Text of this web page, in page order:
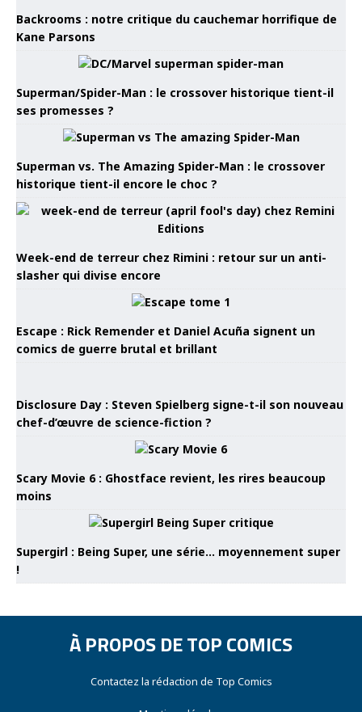
Backrooms : notre critique du cauchemar horrifique de
Kane Parsons
Superman/Spider-Man : le crossover historique tient-il
ses promesses ?
Superman vs. The Amazing Spider-Man : le crossover
historique tient-il encore le choc ?
Week-end de terreur chez Rimini : retour sur un anti-
slasher qui divise encore
Escape : Rick Remender et Daniel Acuña signent un
comics de guerre brutal et brillant
Disclosure Day : Steven Spielberg signe-t-il son nouveau
chef-d’œuvre de science-fiction ?
Scary Movie 6 : Ghostface revient, les rires beaucoup
moins
Supergirl : Being Super, une série… moyennement super
!
À PROPOS DE TOP COMICS
Contactez la rédaction de Top Comics